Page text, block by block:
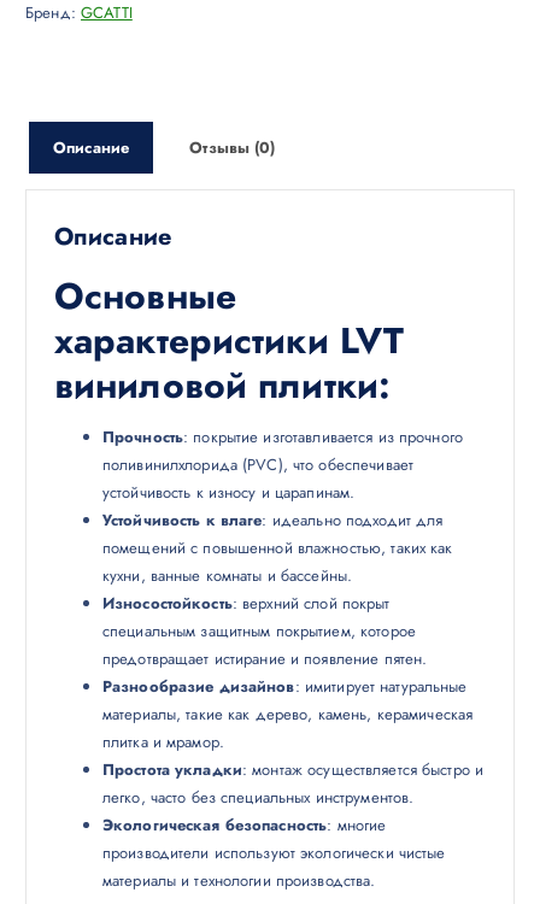
Бренд:GCATTI
Описание Отзывы (0)
Описание
Основные
характеристики LVT
виниловой плитки:
Прочность: покрытие изготавливается из прочного
поливинилхлорида (PVC), что обеспечивает
устойчивость к износу и царапинам.
Устойчивость к влаге: идеально подходит для
помещений с повышенной влажностью, таких как
кухни, ванные комнаты и бассейны.
Износостойкость: верхний слой покрыт
специальным защитным покрытием, которое
предотвращает истирание и появление пятен.
Разнообразие дизайнов: имитирует натуральные
материалы, такие как дерево, камень, керамическая
плитка и мрамор.
Простота укладки: монтаж осуществляется быстро и
легко, часто без специальных инструментов.
Экологическая безопасность: многие
производители используют экологически чистые
материалы и технологии производства.